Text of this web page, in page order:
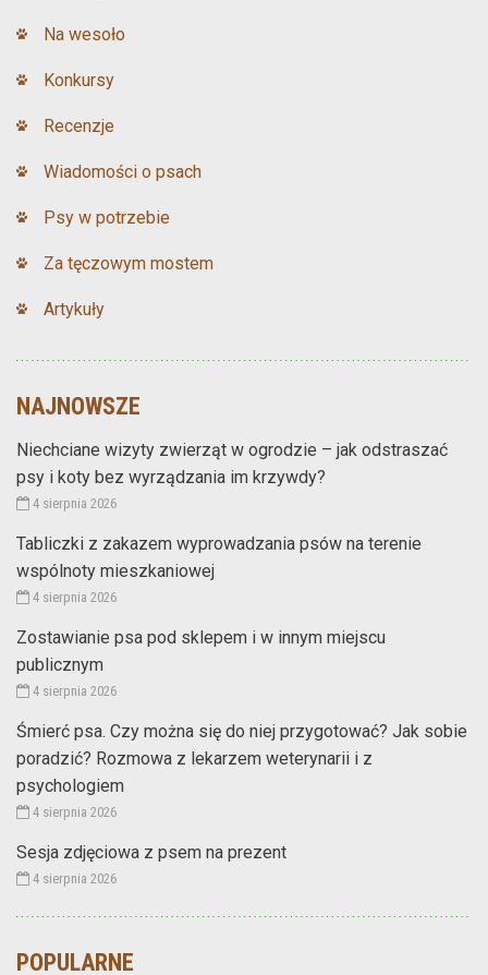
Na wesoło
Konkursy
Recenzje
Wiadomości o psach
Psy w potrzebie
Za tęczowym mostem
Artykuły
NAJNOWSZE
Niechciane wizyty zwierząt w ogrodzie – jak odstraszać
psy i koty bez wyrządzania im krzywdy?
4 sierpnia 2026
Tabliczki z zakazem wyprowadzania psów na terenie
wspólnoty mieszkaniowej
4 sierpnia 2026
Zostawianie psa pod sklepem i w innym miejscu
publicznym
4 sierpnia 2026
Śmierć psa. Czy można się do niej przygotować? Jak sobie
poradzić? Rozmowa z lekarzem weterynarii i z
psychologiem
4 sierpnia 2026
Sesja zdjęciowa z psem na prezent
4 sierpnia 2026
POPULARNE